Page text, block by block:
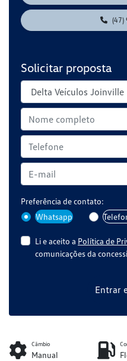
(47)
Solicitar proposta
Preferência de contato:
Whatsapp
Li e aceito a Política de
comunicações da
Entrar
Câmbio
Manual